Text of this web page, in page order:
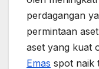
perdagangan
permintaan
aset yang kuat
Emas spot naik